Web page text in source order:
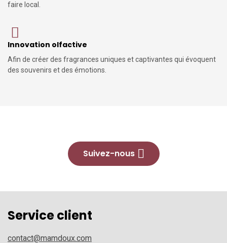
faire local.
Innovation olfactive
Afin de créer des fragrances uniques et captivantes qui évoquent
des souvenirs et des émotions.
Suivez-nous
Service client
contact@mamdoux.com